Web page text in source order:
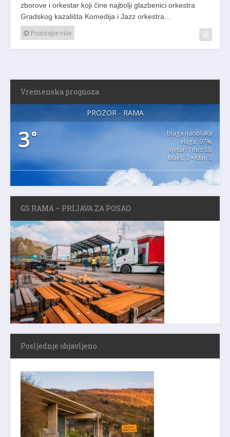
zborove i orkestar koji čine najbolji glazbenici orkestra
Gradskog kazališta Komedija i Jazz orkestra…
Pročitajte više
Vremenska prognoza
PROZOR - RAMA
3°
blaga naoblaka
vlaga: 97%
vjetar: 1m/s SSI
Maks. 3 • Min. 3
GS RAMA – PRIJAVA ZA POSAO
Posljednje objavljeno